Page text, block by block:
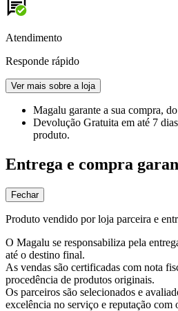
Atendimento
Responde rápido
Ver mais sobre a loja
Magalu garante a sua compra,
Devolução Gratuita em até 7
produto.
Entrega e compra
Fechar
Produto vendido por loja parceira e
O Magalu se responsabiliza pela
até o destino final.
As vendas são certificadas com nota
procedência de produtos originais.
Os parceiros são selecionados e
excelência no serviço e reputação com